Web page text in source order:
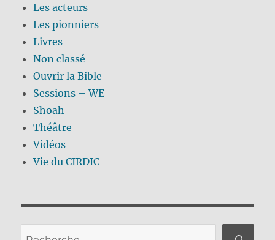
Les acteurs
Les pionniers
Livres
Non classé
Ouvrir la Bible
Sessions – WE
Shoah
Théâtre
Vidéos
Vie du CIRDIC